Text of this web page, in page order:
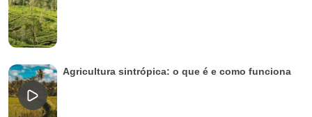
Agricultura sintrópica: o que é e como funciona